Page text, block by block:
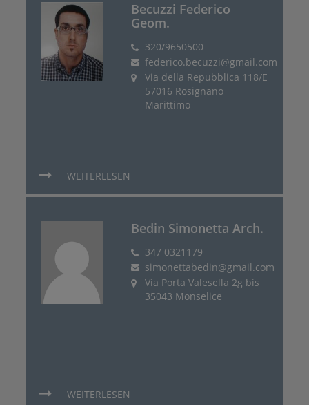
Becuzzi Federico
Geom.
320/9650500
federico.becuzzi@gmail.com
Via della Repubblica 118/E
57016 Rosignano
Marittimo
WEITERLESEN
Bedin Simonetta Arch.
347 0321179
simonettabedin@gmail.com
Via Porta Valesella 2g bis
35043 Monselice
WEITERLESEN